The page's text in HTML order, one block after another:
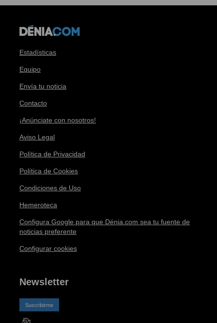
Estadísticas
Equipo
Envía tu noticia
Contacto
¡Anúnciate con nosotros!
Aviso Legal
Política de Privacidad
Política de Cookies
Condiciones de Uso
Hemeroteca
Configura Google para que Dénia.com sea tu fuente de
noticias preferente
Configurar cookies
Newsletter
Suscribirme